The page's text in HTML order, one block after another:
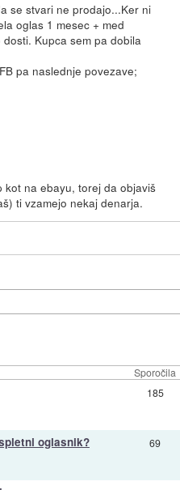
se stvari ne prodajo...Ker ni
oglas 1 mesec + med
Kupca sem pa dobila
pa naslednje povezave;
kot na ebayu, torej da objaviš
ti vzamejo nekaj denarja.
Sporočila
185
oglasnik? 69